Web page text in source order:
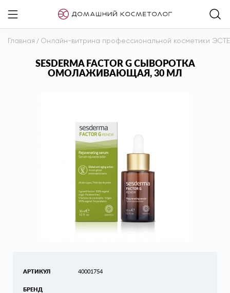
Главная / Онлайн-витрина профессиональной косметики
SESDERMA FACTOR G СЫВОРОТКА
ОМОЛАЖИВАЮЩАЯ, 30 МЛ
АРТИКУЛ
БРЕНД
40001754